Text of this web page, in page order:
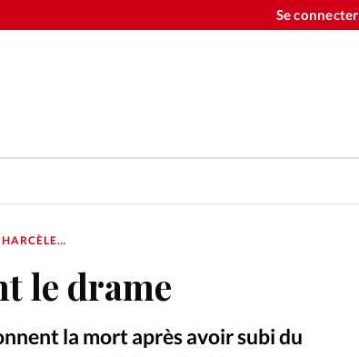
Se connecter
Les abonnements
HARCÈLEMENT: RÉAGIR AVANT LE DRAME
le drame
la mort après avoir subi du